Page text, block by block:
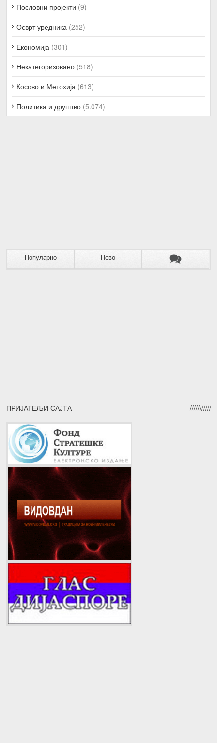
Пословни пројекти (9)
Осврт уредника (252)
Економија (301)
Некатегоризовано (518)
Косово и Метохија (613)
Политика и друштво (5.074)
Популарно Ново
ПРИЈАТЕЉИ САЈТА